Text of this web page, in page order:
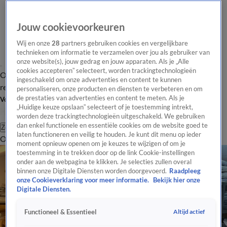
Overzicht Laatste nieuws Regionieuws Het beste van Hart
Tip de
redactie
Volg Hart van Nederland
Zoeken
OverzichtRegioUitzendingenWeerTip de redactiePanelVideo's
Jouw cookievoorkeuren
Wij en onze28 partners gebruiken cookies en vergelijkbare
technieken om informatie te verzamelen over jou als gebruiker van
onze website(s), jouw gedrag en jouw apparaten. Als je „Alle
cookies accepteren” selecteert, worden trackingtechnologieën
ingeschakeld om onze advertenties en content te kunnen
personaliseren, onze producten en diensten te verbeteren en om
de prestaties van advertenties en content te meten. Als je
„Huidige keuze opslaan” selecteert of je toestemming intrekt,
worden deze trackingtechnologieën uitgeschakeld. We gebruiken
dan enkel functionele en essentiële cookies om de website goed te
laten functioneren en veilig te houden. Je kunt dit menu op ieder
moment opnieuw openen om je keuzes te wijzigen of om je
toestemming in te trekken door op de link Cookie-instellingen
onder aan de webpagina te klikken. Je selecties zullen overal
binnen onze Digitale Diensten worden doorgevoerd. Raadpleeg
onze Cookieverklaring voor meer informatie.
Bekijk hier onze
Digitale Diensten.
Functioneel & Essentieel Altijd actief